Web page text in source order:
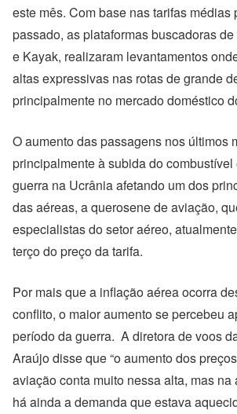
este mês. Com base nas tarifas médias
passado, as plataformas buscadoras
e Kayak, realizaram levantamentos
altas expressivas nas rotas de grande
principalmente no mercado doméstico
O aumento das passagens nos últimos
principalmente à subida do combustível
guerra na Ucrânia afetando um dos
das aéreas, a querosene de aviação,
especialistas do setor aéreo,
terço do preço da tarifa.
Por mais que a inflação aéreaocorra
conflito, o maior aumento se percebeu
período da guerra. A diretora de voos
Araújo disse que “o aumento dos
aviação conta muito nessa alta, mas
há ainda a demanda que estava